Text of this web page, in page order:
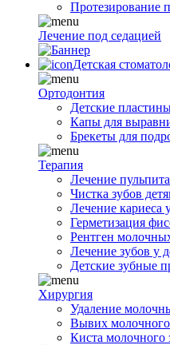
Протезирование
Лечение под седацией
Детская
Ортодонтия
Детские
Капы для
Брекеты для
Терапия
Лечение
Чистка зубов
Лечение кариеса
Герметизация
Рентген
Лечение зубов у
Детские зубные
Хирургия
Удаление
Вывих молочного
Киста молочного